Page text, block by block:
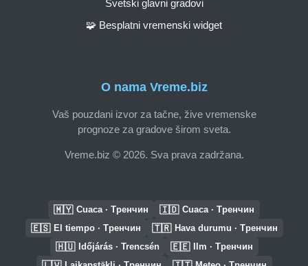
O nama Vreme.biz
Vaš pouzdani izvor za tačne, žive vremenske
prognoze za gradove širom sveta.
Vreme.biz © 2026. Sva prava zadržana.
Svetski glavni gradovi
🧩 Besplatni vremenski widget
🇲🇾 Cuaca · Тренчин 🇮🇩 Cuaca · Тренчин
🇪🇸 El tiempo · Тренчин 🇹🇷 Hava durumu · Тренчин
🇭🇺 Időjárás · Trencsén 🇪🇪 Ilm · Тренчин